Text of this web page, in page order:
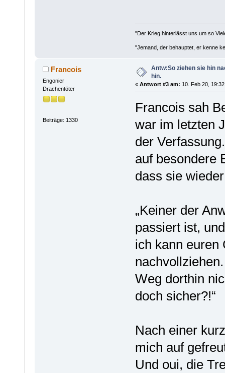
"Der Krieg hinterlässt uns um so
"Jemand, der behauptet, er kenne
Francois
Engonier
Drachentöter
Beiträge: 1330
Antw:So ziehen sie hin
hin.
« Antwort #3 am: 10. Feb 20,
Francois sah
war im letzten
der
auf besondere
dass sie
„Keiner der
passiert ist,
ich kann euren
Weg dorthin
doch sicher?!“
Nach einer
mich auf
Und oui, die